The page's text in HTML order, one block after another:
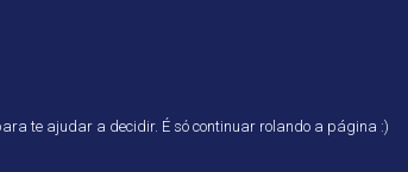
te ajudar a decidir. É só continuar rolando a página :)